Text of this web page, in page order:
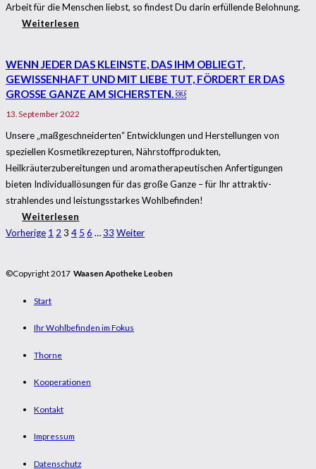
Arbeit für die Menschen liebst, so findest Du darin erfüllende Belohnung.
Weiterlesen
WENN JEDER DAS KLEINSTE, DAS IHM OBLIEGT,
GEWISSENHAFT UND MIT LIEBE TUT, FÖRDERT ER DAS
GROSSE GANZE AM SICHERSTEN. ￼
13. September 2022
Unsere „maßgeschneiderten“ Entwicklungen und Herstellungen von
speziellen Kosmetikrezepturen, Nährstoffprodukten,
Heilkräuterzubereitungen und aromatherapeutischen Anfertigungen
bieten Individuallösungen für das große Ganze – für Ihr attraktiv-
strahlendes und leistungsstarkes Wohlbefinden!
Weiterlesen
Vorherige 1 2 3 4 5 6 …33 Weiter
©Copyright 2017 Waasen Apotheke Leoben
Start
Ihr Wohlbefinden im Fokus
Thorne
Kooperationen
Kontakt
Impressum
Datenschutz